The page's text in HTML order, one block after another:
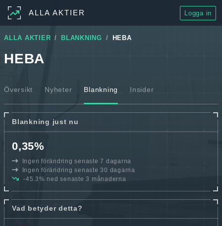
ALLA AKTIER Logga in
ALLA AKTIER BLANKNING HEBA
HEBA
Översikt Nyheter Blankning Insider
Blankning just nu
0,35%
Ingen förändring senaste 7 dagarna
Ingen förändring senaste 30 dagarna
-45.3% ned senaste 3 månaderna
Vad betyder detta?